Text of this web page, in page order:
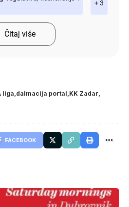
+ 3
Čitaj više
liga dalmacija portal KK Zadar
FACEBOOK